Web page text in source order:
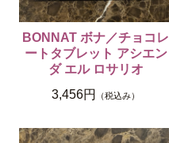
BONNAT ボナ／チョコレ
ートタブレット アシエン
ダ エル ロサリオ
3,456円
（税込み）